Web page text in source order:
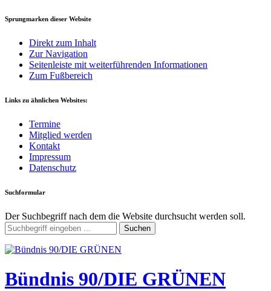
Sprungmarken dieser Website
Direkt zum Inhalt
Zur Navigation
Seitenleiste mit weiterführenden Informationen
Zum Fußbereich
Links zu ähnlichen Websites:
Termine
Mitglied werden
Kontakt
Impressum
Datenschutz
Suchformular
Der Suchbegriff nach dem die Website durchsucht werden soll.
Suchen
Bündnis 90/DIE GRÜNEN